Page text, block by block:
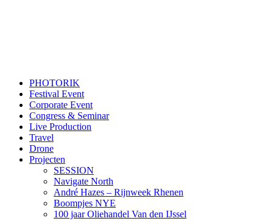
PHOTORIK
Festival Event
Corporate Event
Congress & Seminar
Live Production
Travel
Drone
Projecten
SESSION
Navigate North
André Hazes – Rijnweek Rhenen
Boompjes NYE
100 jaar Oliehandel Van den IJssel